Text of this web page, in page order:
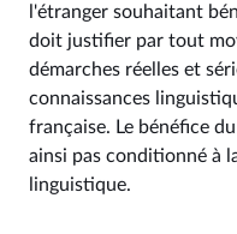
l'étranger souhaitant
doit justifier par tout
démarches réelles et
connaissances
française. Le bénéfice
ainsi pas conditionné à
linguistique.